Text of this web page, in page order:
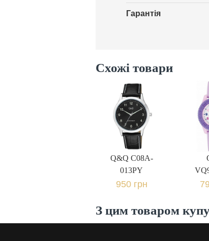
Гарантія
Схожі товари
Q&Q C08A-
013PY
950 грн.
Q&Q C08A-
013PY
950 грн
З цим товаром